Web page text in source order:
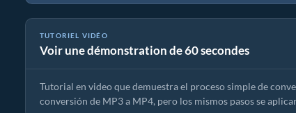
TUTORIEL VIDÉO
Voir une démonstration de 60 secondes
Cómo convertir archivos multimedia
Tutorial en video que demuestra el proceso simple de
conversión de MP3 a MP4, pero los mismos pasos se